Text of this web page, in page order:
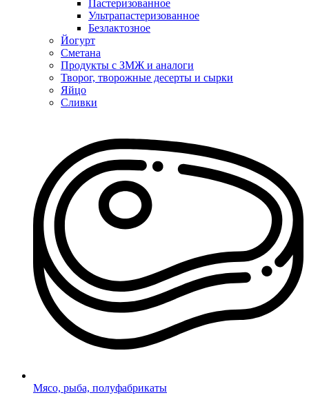
Пастеризованное
Ультрапастеризованное
Безлактозное
Йогурт
Сметана
Продукты с ЗМЖ и аналоги
Творог, творожные десерты и сырки
Яйцо
Сливки
Мясо, рыба, полуфабрикаты